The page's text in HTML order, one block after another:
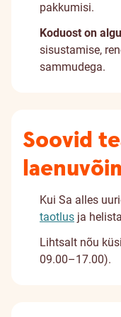
pakkumisi.
Koduost on
sisustamise,
sammudega.
Soovid
Kui Sa alles
taotlus ja
Lihtsalt nõu
09.00–17.00).